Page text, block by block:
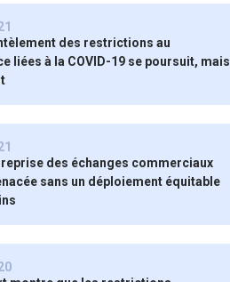
des restrictions au
liées à la COVID-19 se poursuit, mais
reprise des échanges commerciaux
sans un déploiement équitable